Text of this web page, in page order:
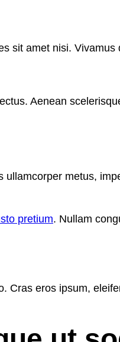
sit amet nisi.
Aenean
metus,
pretium. Nullam
Cras eros ipsum,